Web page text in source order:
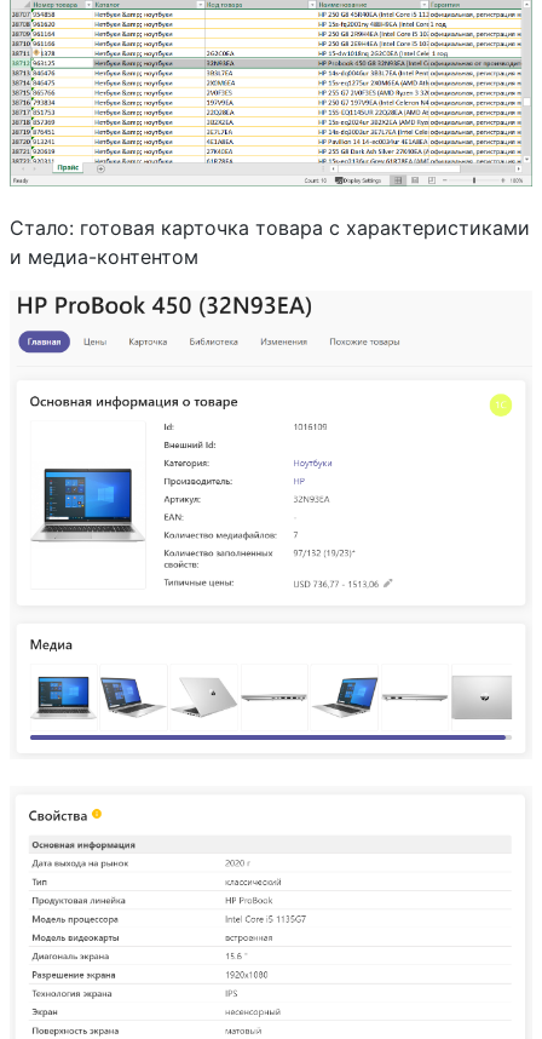
Стало: готовая карточка товара с характеристиками
и медиа-контентом